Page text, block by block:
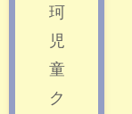
珂
児
童
ク